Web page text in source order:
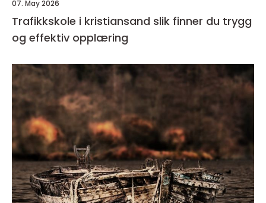
07. May 2026
Trafikkskole i kristiansand slik finner du trygg
og effektiv opplæring